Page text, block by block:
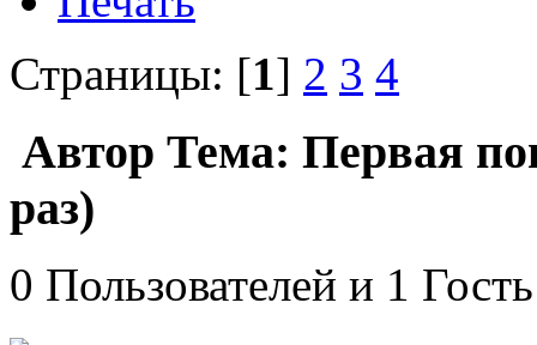
Страницы: [1] 2 3 4
Автор Тема: Первая
раз)
0 Пользователей и 1